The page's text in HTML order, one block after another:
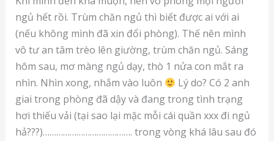
ngủ hết rồi. Trùm chăn ngủ thì biết được ai với ai
(nếu không mình đã xin đổi phòng). Thế nên mình
vô tư an tâm trèo lên giường, trùm chăn ngủ. Sáng
hôm sau, mơ màng ngủ dạy, thò 1 nửa con mắt ra
nhìn. Nhìn xong, nhắm vào luôn
Lý do? Có 2 anh
giai trong phòng đã dậy và đang trong tình trạng
hơi thiếu vải (tại sao lại mặc mỗi cái quần xxx đi ngủ
hả???)…………………………………. trong vòng khá lâu sau đó